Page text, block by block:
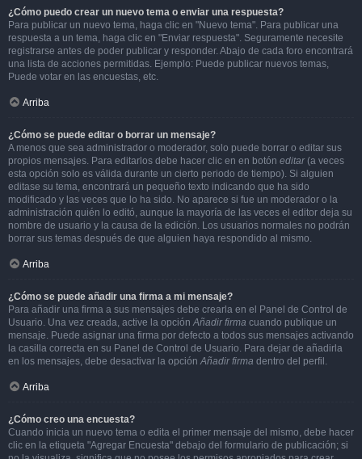
¿Cómo puedo crear un nuevo tema o enviar una respuesta?
Para publicar un nuevo tema, haga clic en "Nuevo tema". Para publicar una
respuesta a un tema, haga clic en "Enviar respuesta". Seguramente necesite
registrarse antes de poder publicar y responder. Abajo de cada foro encontrará
una lista de acciones permitidas. Ejemplo: Puede publicar nuevos temas,
Puede votar en las encuestas, etc.
Arriba
¿Cómo se puede editar o borrar un mensaje?
A menos que sea administrador o moderador, solo puede borrar o editar sus
propios mensajes. Para editarlos debe hacer clic en en botón editar(a veces
esta opción solo es válida durante un cierto periodo de tiempo). Si alguien
editase su tema, encontrará un pequeño texto indicando que ha sido
modificado y las veces que lo ha sido. No aparece si fue un moderador o la
administración quién lo editó, aunque la mayoría de las veces el editor deja su
nombre de usuario y la causa de la edición. Los usuarios normales no podrán
borrar sus temas después de que alguien haya respondido al mismo.
Arriba
¿Cómo se puede añadir una firma a mi mensaje?
Para añadir una firma a sus mensajes debe crearla en el Panel de Control de
Usuario. Una vez creada, active la opciónAñadir firma cuando publique un
mensaje. Puede asignar una firma por defecto a todos sus mensajes activando
la casilla correcta en su Panel de Control de Usuario. Para dejar de añadirla
en los mensajes, debe desactivar la opciónAñadir firma dentro del perfil.
Arriba
¿Cómo creo una encuesta?
Cuando inicia un nuevo tema o edita el primer mensaje del mismo, debe hacer
clic en la etiqueta "Agregar Encuesta" debajo del formulario de publicación; si